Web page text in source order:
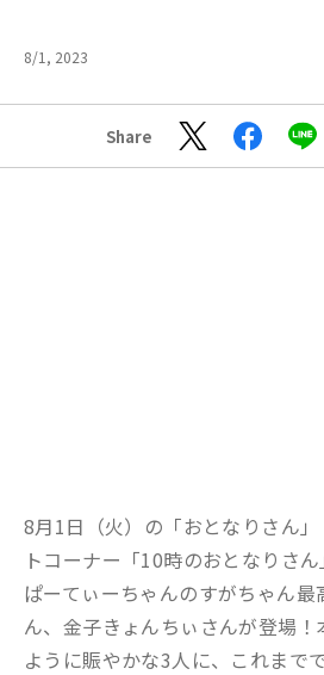
8/1, 2023
Share
8月1日（火）の「おとなりさん
トコーナー「10時のおとなりさ
ぱーてぃーちゃんのすがちゃん
ん、金子きょんちぃさんが登場
ように賑やかな3人に、これまで